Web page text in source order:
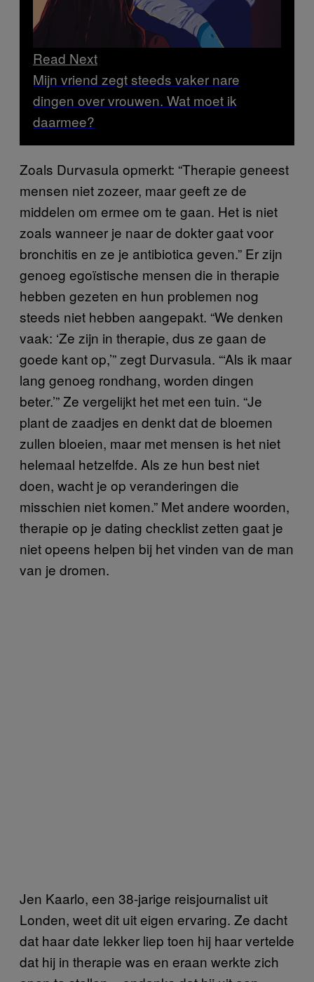
Read Next
Mijn vriend zegt steeds vaker nare
dingen over vrouwen. Wat moet ik
daarmee?
Zoals Durvasula opmerkt: “Therapie geneest
mensen niet zozeer, maar geeft ze de
middelen om ermee om te gaan. Het is niet
zoals wanneer je naar de dokter gaat voor
bronchitis en ze je antibiotica geven.” Er zijn
genoeg egoïstische mensen die in therapie
hebben gezeten en hun problemen nog
steeds niet hebben aangepakt. “We denken
vaak: ‘Ze zijn in therapie, dus ze gaan de
goede kant op,’” zegt Durvasula. “‘Als ik maar
lang genoeg rondhang, worden dingen
beter.’” Ze vergelijkt het met een tuin. “Je
plant de zaadjes en denkt dat de bloemen
zullen bloeien, maar met mensen is het niet
helemaal hetzelfde. Als ze hun best niet
doen, wacht je op veranderingen die
misschien niet komen.” Met andere woorden,
therapie op je dating checklist zetten gaat je
niet opeens helpen bij het vinden van de man
van je dromen.
Jen Kaarlo, een 38-jarige reisjournalist uit
Londen, weet dit uit eigen ervaring. Ze dacht
dat haar date lekker liep toen hij haar vertelde
dat hij in therapie was en eraan werkte zich